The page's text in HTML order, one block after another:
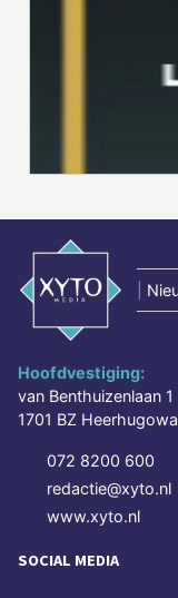
Hoofdvestiging:
van Benthuizenlaan 1
1701 BZ
072 8200 600
redactie@xyto.nl
www.xyto.nl
SOCIAL MEDIA